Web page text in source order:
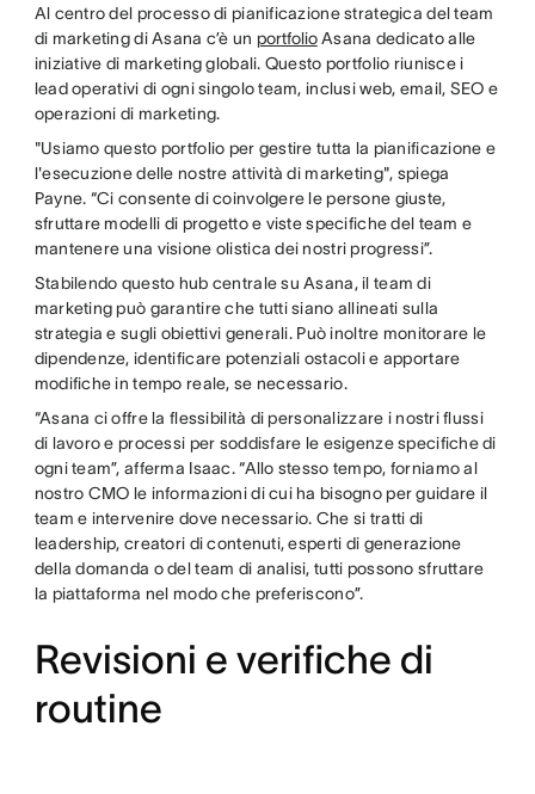
Al centro del processo di pianificazione strategica del team
di marketing di Asana c’è un portfolioAsana dedicato alle
iniziative di marketing globali. Questo portfolio riunisce i
lead operativi di ogni singolo team, inclusi web, email, SEO e
operazioni di marketing.
"Usiamo questo portfolio per gestire tutta la pianificazione e
l'esecuzione delle nostre attività di marketing", spiega
Payne. “Ci consente di coinvolgere le persone giuste,
sfruttare modelli di progetto e viste specifiche del team e
mantenere una visione olistica dei nostri progressi”.
Stabilendo questo hub centrale su Asana, il team di
marketing può garantire che tutti siano allineati sulla
strategia e sugli obiettivi generali. Può inoltre monitorare le
dipendenze, identificare potenziali ostacoli e apportare
modifiche in tempo reale, se necessario.
“Asana ci offre la flessibilità di personalizzare i nostri flussi
di lavoro e processi per soddisfare le esigenze specifiche di
ogni team”, afferma Isaac. “Allo stesso tempo, forniamo al
nostro CMO le informazioni di cui ha bisogno per guidare il
team e intervenire dove necessario. Che si tratti di
leadership, creatori di contenuti, esperti di generazione
della domanda o del team di analisi, tutti possono sfruttare
la piattaforma nel modo che preferiscono”.
Revisioni e verifiche di
routine